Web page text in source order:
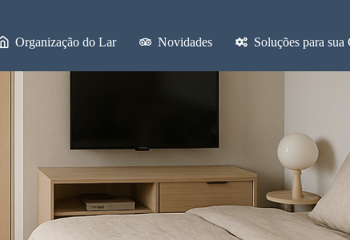
Organização do Lar Novidades Soluções para sua